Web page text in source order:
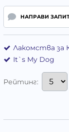
НАПРАВИ
Лакомства за
It`s My Dog
Рейтинг: